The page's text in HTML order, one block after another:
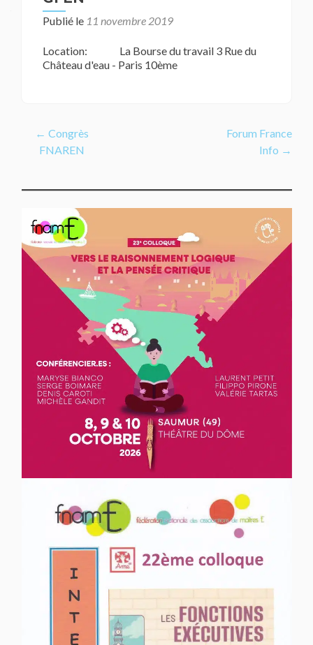
Publié le 11 novembre 2019
Location:
La Bourse du travail 3 Rue du
Château d'eau - Paris 10ème
Navigation
de
l’article
← Congrès
FNAREN
Forum France
Info →